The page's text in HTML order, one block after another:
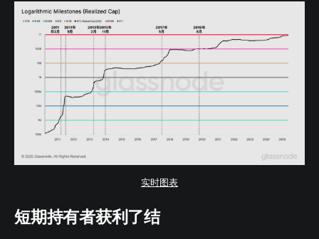
实时图表
短期持有者获利了结